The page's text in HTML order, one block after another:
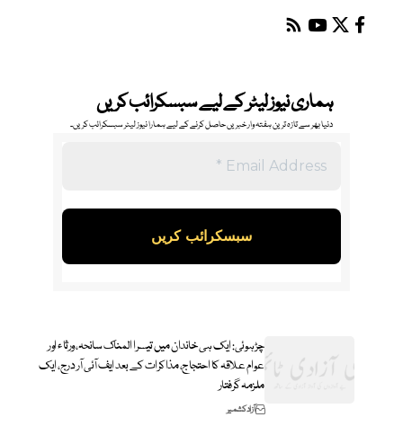
ہماری نیوز لیٹر کے لیے سبسکرائب کریں
دنیا بھر سے تازہ ترین ہفتہ وار خبریں حاصل کرنے کے لیے ہمارا نیوز لیٹر سبسکرائب کریں۔
چڑہوئی: ایک ہی خاندان میں تیسرا المناک سانحہ، ورثاء اور
عوام علاقہ کا احتجاج، مذاکرات کے بعد ایف آئی آر درج، ایک
ملزمہ گرفتار
آزاد کشمیر